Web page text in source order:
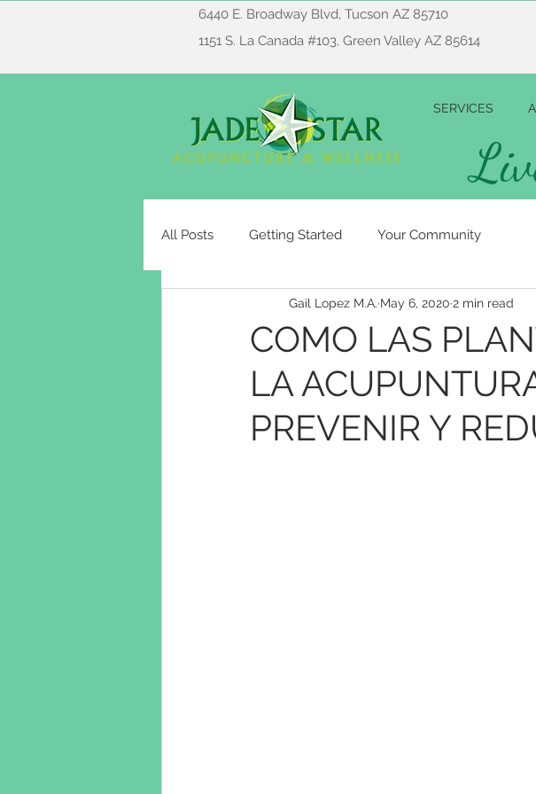
6440 E. Broadway Blvd, Tucson AZ 85710
1151 S. La Canada #103, Green Valley AZ 85614
SERVICES
All Posts Getting Started Your Community
COMO LAS
LA
PREVENIR Y
Gail Lopez M.A. May 6, 2020 2 min read